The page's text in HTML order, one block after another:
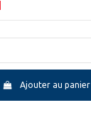
Ajouter au panier